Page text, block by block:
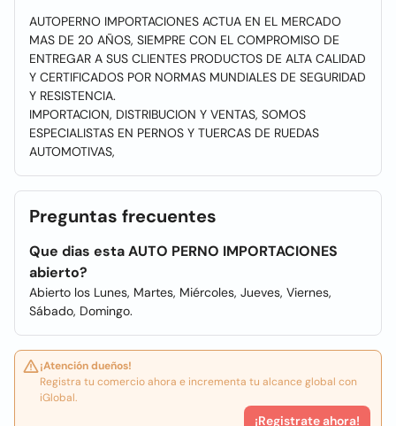
AUTOPERNO IMPORTACIONES ACTUA EN EL MERCADO
MAS DE 20 AÑOS, SIEMPRE CON EL COMPROMISO DE
ENTREGAR A SUS CLIENTES PRODUCTOS DE ALTA CALIDAD
Y CERTIFICADOS POR NORMAS MUNDIALES DE SEGURIDAD
Y RESISTENCIA.
IMPORTACION, DISTRIBUCION Y VENTAS, SOMOS
ESPECIALISTAS EN PERNOS Y TUERCAS DE RUEDAS
AUTOMOTIVAS,
Preguntas frecuentes
Que dias esta AUTO PERNO IMPORTACIONES
abierto?
Abierto los Lunes, Martes, Miércoles, Jueves, Viernes,
Sábado, Domingo.
¡Atención dueños!
Registra tu comercio ahora e incrementa tu alcance global con
iGlobal.
¡Registrate ahora!